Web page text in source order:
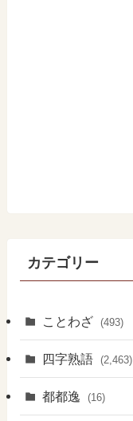
カテゴリー
ことわざ (493)
四字熟語 (2,463)
都都逸 (16)